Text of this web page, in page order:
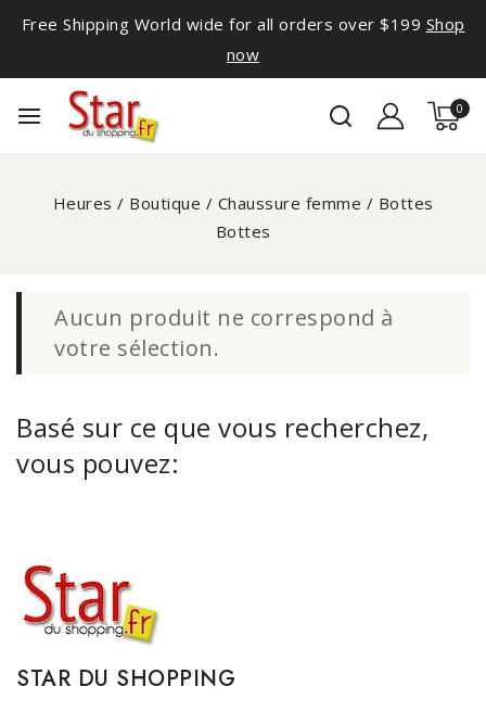
Free Shipping World wide for all orders over $199 Shop
now
0
Heures / Boutique / Chaussure femme / Bottes
Bottes
Aucun produit ne correspond à
votre sélection.
Basé sur ce que vous recherchez,
vous pouvez:
STAR DU SHOPPING